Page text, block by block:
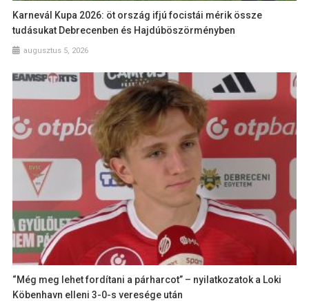
Karnevál Kupa 2026: öt ország ifjú focistái mérik össze
tudásukat Debrecenben és Hajdúböszörményben
augusztus 5, 2026
“Még meg lehet fordítani a párharcot” – nyilatkozatok a Loki
Köbenhavn elleni 3-0-s veresége után